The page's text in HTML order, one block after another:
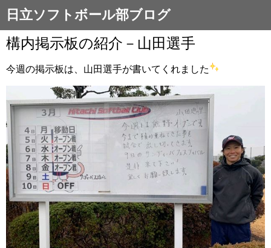
日立ソフトボール部ブログ
構内掲示板の紹介－山田選手
今週の掲示板は、山田選手が書いてくれました